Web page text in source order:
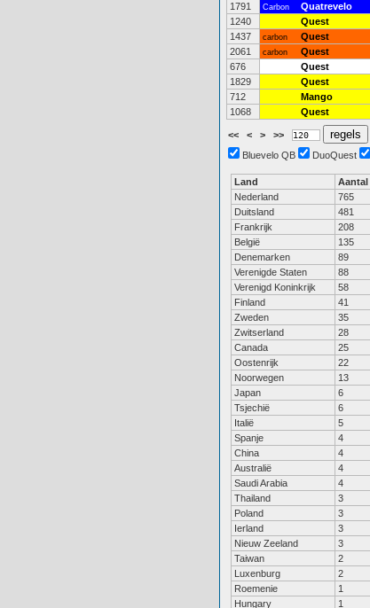
1791
Carbon Quatrevelo
1240
Quest
1437
carbon Quest
2061
carbon Quest
676
Quest
1829
Quest
712
Mango
1068
Quest
<< < > >>
Bluevelo QB
DuoQuest
Land Aantal
Nederland
765
Duitsland
481
Frankrijk
208
België
135
Denemarken
89
Verenigde Staten
88
Verenigd Koninkrijk
58
Finland
41
Zweden
35
Zwitserland
28
Canada
25
Oostenrijk
22
Noorwegen
13
Japan
6
Tsjechië
6
Italië
5
Spanje
4
China
4
Australië
4
Saudi Arabia
4
Thailand
3
Poland
3
Ierland
3
Nieuw Zeeland
3
Taiwan
2
Luxenburg
2
Roemenie
1
Hungary
1